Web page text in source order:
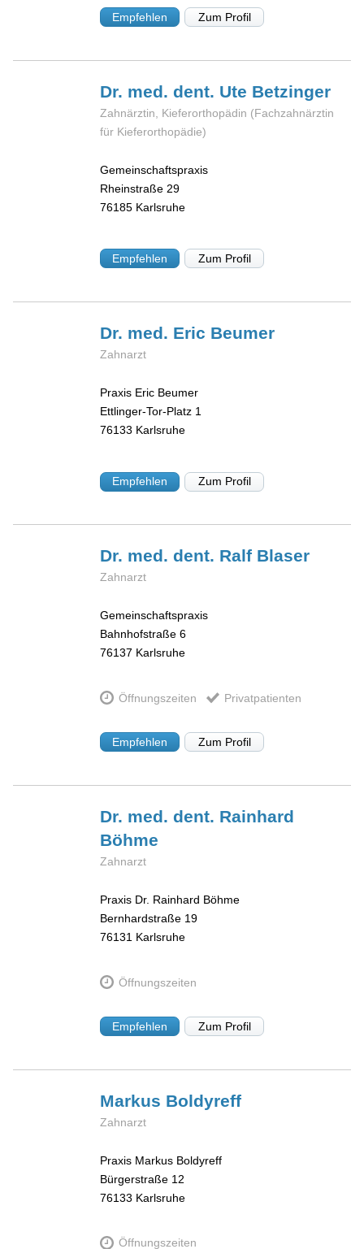
Empfehlen Zum Profil
Dr. med. dent. Ute Betzinger
Zahnärztin, Kieferorthopädin (Fachzahnärztin
für Kieferorthopädie)
Gemeinschaftspraxis
Rheinstraße 29
76185 Karlsruhe
Empfehlen Zum Profil
Dr. med. Eric Beumer
Zahnarzt
Praxis Eric Beumer
Ettlinger-Tor-Platz 1
76133 Karlsruhe
Empfehlen Zum Profil
Dr. med. dent. Ralf Blaser
Zahnarzt
Gemeinschaftspraxis
Bahnhofstraße 6
76137 Karlsruhe
Öffnungszeiten Privatpatienten
Empfehlen Zum Profil
Dr. med. dent. Rainhard
Böhme
Zahnarzt
Praxis Dr. Rainhard Böhme
Bernhardstraße 19
76131 Karlsruhe
Öffnungszeiten
Empfehlen Zum Profil
Markus Boldyreff
Zahnarzt
Praxis Markus Boldyreff
Bürgerstraße 12
76133 Karlsruhe
Öffnungszeiten